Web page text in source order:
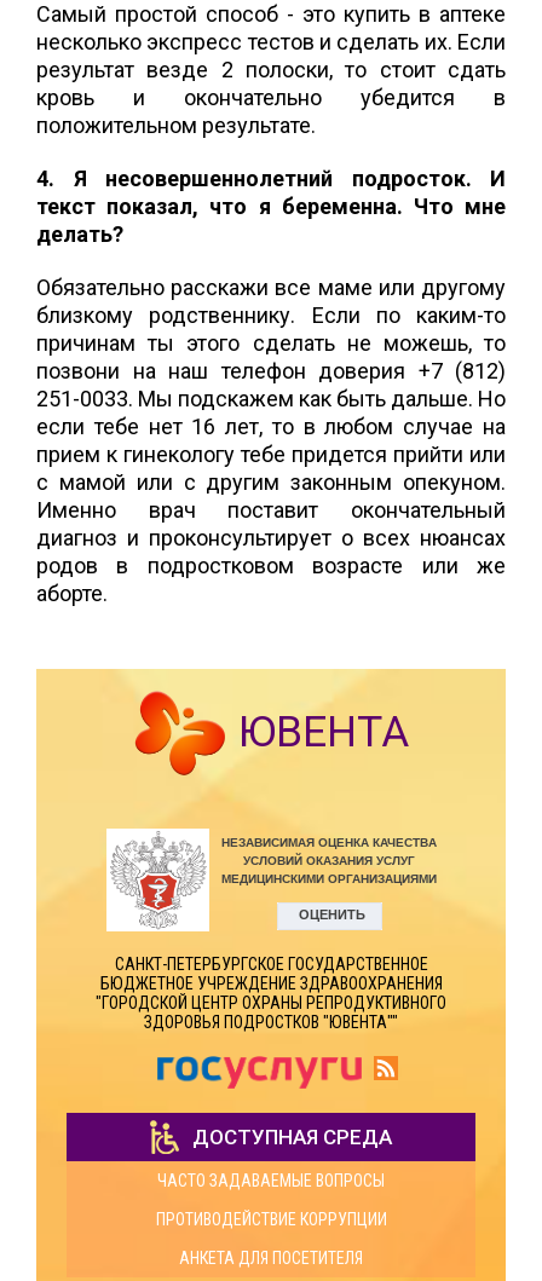
Самый простой способ - это купить в аптеке
несколько экспресс тестов и сделать их. Если
результат везде 2 полоски, то стоит сдать
кровь и окончательно убедится в
положительном результате.
4. Я несовершеннолетний подросток. И
текст показал, что я беременна. Что мне
делать?
Обязательно расскажи все маме или другому
близкому родственнику. Если по каким-то
причинам ты этого сделать не можешь, то
позвони на наш телефон доверия +7 (812)
251-0033. Мы подскажем как быть дальше. Но
если тебе нет 16 лет, то в любом случае на
прием к гинекологу тебе придется прийти или
с мамой или с другим законным опекуном.
Именно врач поставит окончательный
диагноз и проконсультирует о всех нюансах
родов в подростковом возрасте или же
аборте.
ЮВЕНТА
САНКТ-ПЕТЕРБУРГСКОЕ ГОСУДАРСТВЕННОЕ
БЮДЖЕТНОЕ УЧРЕЖДЕНИЕ ЗДРАВООХРАНЕНИЯ
"ГОРОДСКОЙ ЦЕНТР ОХРАНЫ РЕПРОДУКТИВНОГО
ЗДОРОВЬЯ ПОДРОСТКОВ "ЮВЕНТА""
ДОСТУПНАЯ СРЕДА
ЧАСТО ЗАДАВАЕМЫЕ ВОПРОСЫ
ПРОТИВОДЕЙСТВИЕ КОРРУПЦИИ
АНКЕТА ДЛЯ ПОСЕТИТЕЛЯ